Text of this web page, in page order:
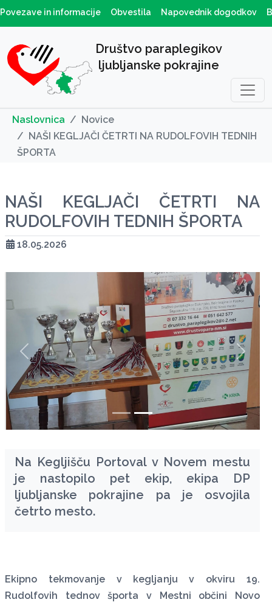
Povezave in informacije Obvestila Napovednik dogodkov
Društvo paraplegikov
ljubljanske pokrajine
Naslovnica
Novice
NAŠI KEGLJAČI ČETRTI NA RUDOLFOVIH TEDNIH
ŠPORTA
NAŠI KEGLJAČI ČETRTI NA
RUDOLFOVIH TEDNIH ŠPORTA
18.05.2026
Na Kegljišču Portoval v Novem mestu
je nastopilo pet ekip, ekipa DP
ljubljanske pokrajine pa je osvojila
četrto mesto.
zurück weiter
Ekipno tekmovanje v kegljanju v okviru 19.
Rudolfovih tednov športa v Mestni občini Novo